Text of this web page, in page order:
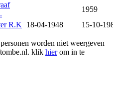
1959
R.K 18-04-1948 15-10-
worden niet weergeven
klik hierom in te